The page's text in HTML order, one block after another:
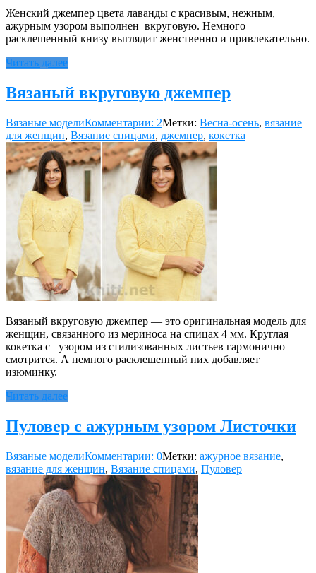
Женский джемпер цвета лаванды с красивым, нежным,
ажурным узором выполнен вкруговую. Немного
расклешенный книзу выглядит женственно и привлекательно.
Читать далее
Вязаный вкруговую джемпер
Вязаные моделиКомментарии: 2Метки: Весна-осень, вязание
для женщин, Вязание спицами, джемпер, кокетка
Вязаный вкруговую джемпер — это оригинальная модель для
женщин, связанного из мериноса на спицах 4 мм. Круглая
кокетка с узором из стилизованных листьев гармонично
смотрится. А немного расклешенный них добавляет
изюминку.
Читать далее
Пуловер с ажурным узором Листочки
Вязаные моделиКомментарии: 0Метки: ажурное вязание,
вязание для женщин, Вязание спицами, Пуловер